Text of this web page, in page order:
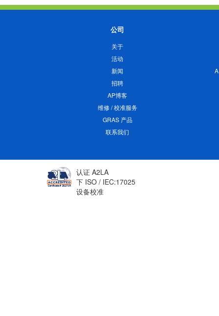
公司
关于
活动
新闻
招聘
AP博客
维修 / 校准服务
GRAS 产品
联系我们
认证 A2LA
下 ISO / IEC:17025
设备校准